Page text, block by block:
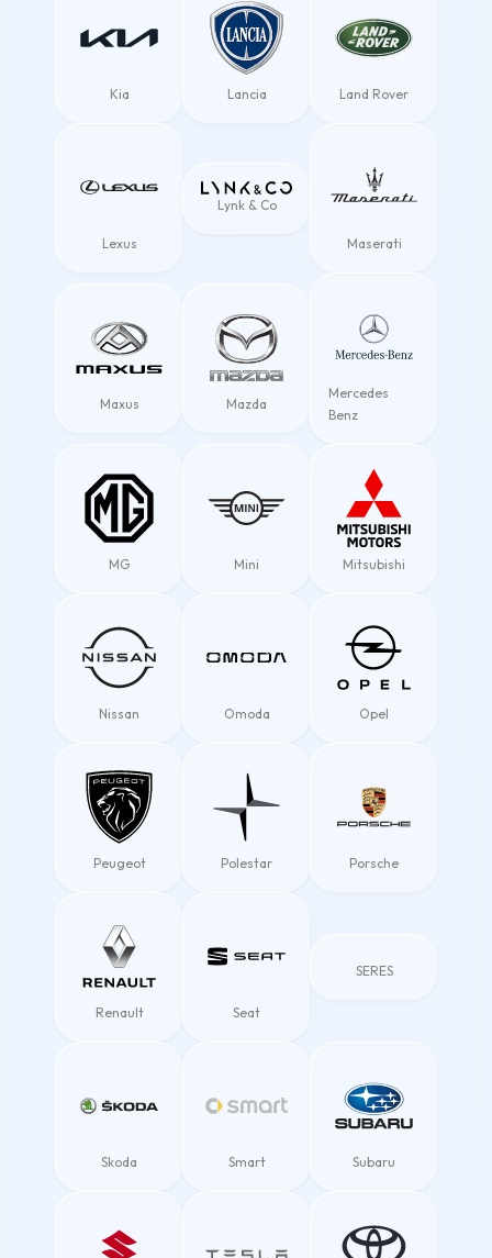
Kia Lancia Land Rover
Lexus
Lynk & Co
Maserati
Maxus Mazda
Mercedes
Benz
MG Mini Mitsubishi
Nissan Omoda Opel
Peugeot Polestar Porsche
Renault Seat
SERES
Skoda Smart Subaru